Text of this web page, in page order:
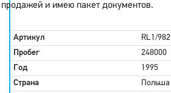
продажей и имею пакет документов.
Артикул
RL1/
Пробег
248000
Год
1995
Страна
Польша